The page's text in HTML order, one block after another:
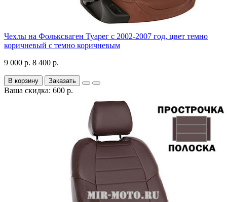
Чехлы на Фольксваген Туарег с 2002-2007 год, цвет темно
коричневый с темно коричневым
9 000 р. 8 400 р.
В корзину Заказать
Ваша скидка: 600 р.